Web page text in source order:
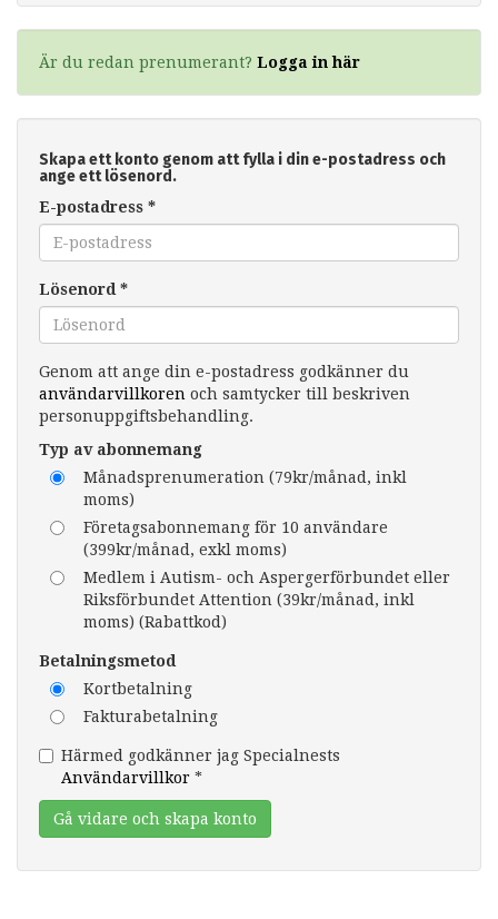
Är du redan prenumerant? Logga in här
Skapa ett konto genom att fylla i din e-postadress och
ange ett lösenord.
E-postadress *
Lösenord *
Genom att ange din e-postadress godkänner du
användarvillkoren och samtycker till beskriven
personuppgiftsbehandling.
Typ av abonnemang
Månadsprenumeration (79kr/månad, inkl
moms)
Företagsabonnemang för 10 användare
(399kr/månad, exkl moms)
Medlem i Autism- och Aspergerförbundet eller
Riksförbundet Attention (39kr/månad, inkl
moms) (Rabattkod)
Betalningsmetod
Kortbetalning
Fakturabetalning
Härmed godkänner jag Specialnests
Användarvillkor *
Gå vidare och skapa konto